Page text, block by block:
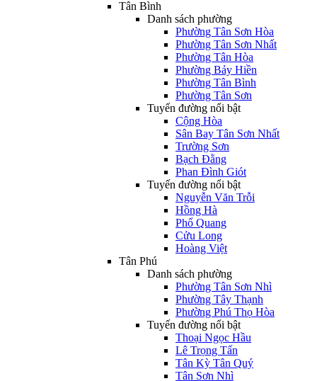
Tân Bình
Danh sách phường
Phường Tân Sơn Hòa
Phường Tân Sơn Nhất
Phường Tân Hòa
Phường Bảy Hiền
Phường Tân Bình
Phường Tân Sơn
Tuyến đường nổi bật
Cộng Hòa
Sân Bay Tân Sơn Nhất
Trường Sơn
Bạch Đằng
Phan Đình Giót
Tuyến đường nổi bật
Nguyễn Văn Trỗi
Hồng Hà
Phổ Quang
Cửu Long
Hoàng Việt
Tân Phú
Danh sách phường
Phường Tân Sơn Nhì
Phường Tây Thạnh
Phường Phú Thọ Hòa
Tuyến đường nổi bật
Thoại Ngọc Hầu
Lê Trọng Tấn
Tân Kỳ Tân Quý
Tân Sơn Nhì